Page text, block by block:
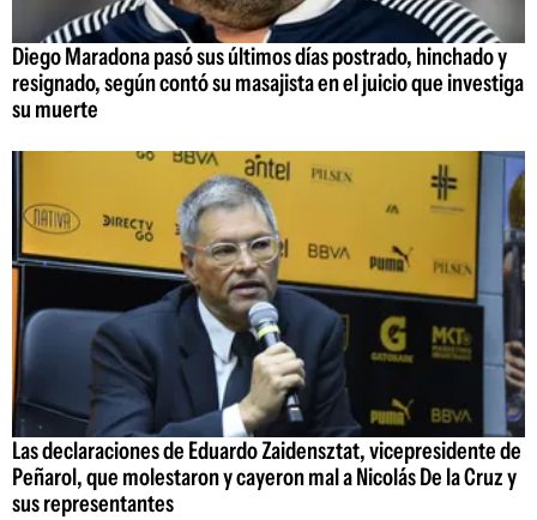
Diego Maradona pasó sus últimos días postrado, hinchado y
resignado, según contó su masajista en el juicio que investiga
su muerte
Las declaraciones de Eduardo Zaidensztat, vicepresidente de
Peñarol, que molestaron y cayeron mal a Nicolás De la Cruz y
sus representantes